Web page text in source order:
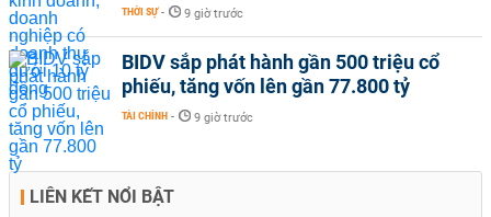
THỜI SỰ - 9 giờ trước
BIDV sắp phát hành gần 500 triệu cổ
phiếu, tăng vốn lên gần 77.800 tỷ
TÀI CHÍNH - 9 giờ trước
LIÊN KẾT NỔI BẬT